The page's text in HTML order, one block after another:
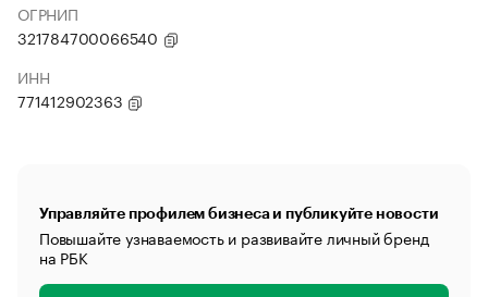
ОГРНИП
321784700066540
ИНН
771412902363
Управляйте профилем бизнеса и публикуйте новости
Повышайте узнаваемость и развивайте личный бренд
на РБК